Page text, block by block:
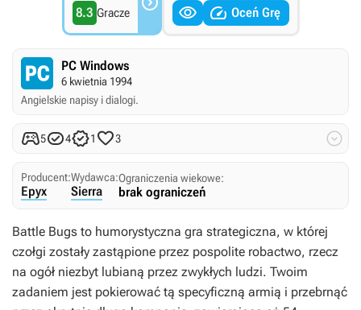
8.3 Gracze   Oceń Grę
PC Windows
6 kwietnia 1994
Angielskie napisy i dialogi.
541 3 
Producent:
Epyx
Wydawca:
Sierra
Ograniczenia wiekowe:
brak ograniczeń
Battle Bugs to humorystyczna gra strategiczna, w której
czołgi zostały zastąpione przez pospolite robactwo, rzecz
na ogół niezbyt lubianą przez zwykłych ludzi. Twoim
zadaniem jest pokierować tą specyficzną armią i przebrnąć